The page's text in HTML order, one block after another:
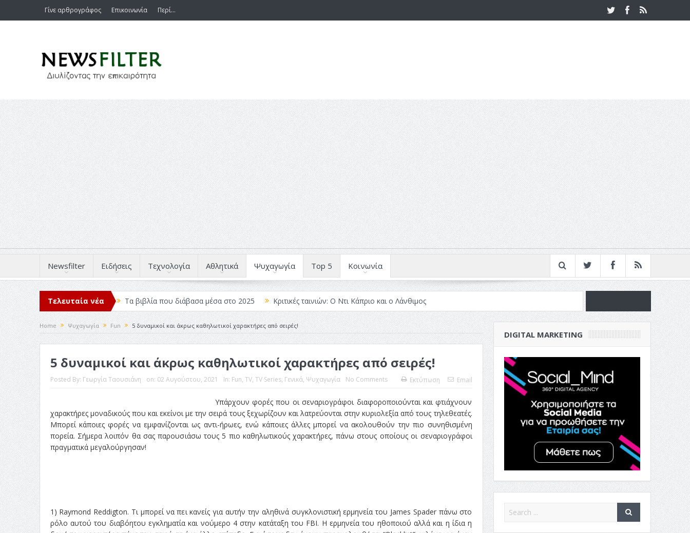
Γίνε αρθρογράφος Επικοινωνία Περί…
Newsfilter Ειδήσεις Τεχνολογία Αθλητικά Ψυχαγωγία Top 5 Κοινωνία
Τελευταία νέα Τα βιβλία που διάβασα μέσα στο 2025
Κριτικές ταινιών: Ο Ντι Κάπριο και ο Λάνθιμος
Σχεδιασμός που «Μιλάει» Χωρίς Λέξεις
Σπιρτόκουτο: η απόλυτη αντισυμβατική καλοκαιρινή ταινία
Το Top 5 της εβδομάδας #517
Το νουάρ στον ελληνικό κινηματογράφο
Η Φροντίδα Έχει Πολλές Μορφές: Κι Όλες Σε Αφορούν
Τρία Βήματα Μπροστά για Σένα και την Επιχείρησή σου
Όψεις και Απόψεις
Αξίζει άραγε?
Home Ψυχαγωγία Fun 5 δυναμικοί και άκρως καθηλωτικοί χαρακτήρες από σειρές!
5 δυναμικοί και άκρως καθηλωτικοί χαρακτήρες από σειρές!
Posted By: Γεωργία Ταουσιάνη on: 02 Αυγούστου, 2021 In: Fun, TV, TV Series, Γενικά, Ψυχαγωγία No Comments Εκτύπωση Email
Υπάρχουν φορές που οι σεναριογράφοι διαφοροποιούνται και φτιάχνουν
χαρακτήρες μοναδικούς που και εκείνοι με την σειρά τους ξεχωρίζουν και λατρεύονται στην κυριολεξία από τους τηλεθεατές.
Μπορεί κάποιες φορές να εμφανίζονται ως αντι-ήρωες, ενώ κάποιες άλλες μπορεί να ακολουθούν την πιο συνηθισμένη
πορεία. Σήμερα λοιπόν θα σας παρουσιάσω τους 5 πιο καθηλωτικούς χαρακτήρες, πάνω στους οποίους οι σεναριογράφοι
πραγματικά μεγαλούργησαν!
1) Raymond Reddigton. Τι μπορεί να πει κανείς για αυτήν την αληθινά συγκλονιστική ερμηνεία του James Spader πάνω στο
ρόλο αυτού του διαβόητου εγκληματία και νούμερο 4 στην κατάταξη του FBI. Η ερμηνεία του ηθοποιού αλλά και η ίδια η
DIGITAL MARKETING